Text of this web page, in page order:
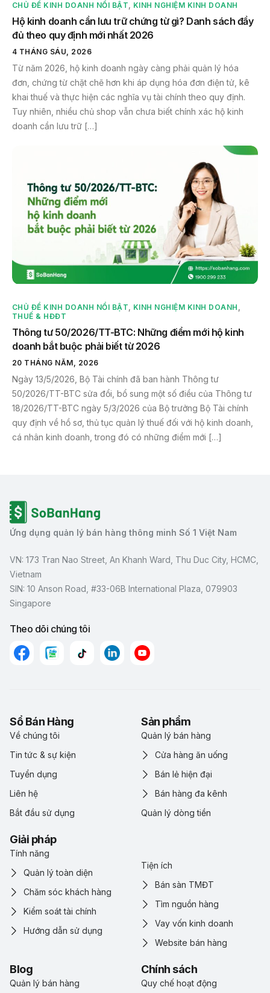
CHỦ ĐỀ KINH DOANH NỔI BẬT, KINH NGHIỆM KINH DOANH
Hộ kinh doanh cần lưu trữ chứng từ gì? Danh sách đầy
đủ theo quy định mới nhất 2026
4 THÁNG SÁU, 2026
Từ năm 2026, hộ kinh doanh ngày càng phải quản lý hóa
đơn, chứng từ chặt chẽ hơn khi áp dụng hóa đơn điện tử, kê
khai thuế và thực hiện các nghĩa vụ tài chính theo quy định.
Tuy nhiên, nhiều chủ shop vẫn chưa biết chính xác hộ kinh
doanh cần lưu trữ […]
CHỦ ĐỀ KINH DOANH NỔI BẬT KINH NGHIỆM KINH DOANH
THUẾ & HĐĐT
Thông tư 50/2026/TT-BTC: Những điểm mới hộ kinh
doanh bắt buộc phải biết từ 2026
20 THÁNG NĂM, 2026
Ngày 13/5/2026, Bộ Tài chính đã ban hành Thông tư
50/2026/TT-BTC sửa đổi, bổ sung một số điều của Thông tư
18/2026/TT-BTC ngày 5/3/2026 của Bộ trưởng Bộ Tài chính
quy định về hồ sơ, thủ tục quản lý thuế đối với hộ kinh doanh,
cá nhân kinh doanh, trong đó có những điểm mới […]
Ứng dụng quản lý bán hàng thông minh Số 1 Việt Nam
VN: 173 Tran Nao Street, An Khanh Ward, Thu Duc City, HCMC,
Vietnam
SIN: 10 Anson Road, #33-06B International Plaza, 079903
Singapore
Theo dõi chúng tôi
Sổ Bán Hàng
Về chúng tôi
Tin tức & sự kiện
Tuyển dụng
Liên hệ
Bắt đầu sử dụng
Sản phẩm
Quản lý bán hàng
Cửa hàng ăn uống
Bán lẻ hiện đại
Bán hàng đa kênh
Quản lý dòng tiền
Giải pháp
Tính năng
Quản lý toàn diện
Chăm sóc khách hàng
Kiểm soát tài chính
Hướng dẫn sử dụng
Tiện ích
Bán sàn TMĐT
Tìm nguồn hàng
Vay vốn kinh doanh
Website bán hàng
Blog
Quản lý bán hàng
Chính sách
Quy chế hoạt động